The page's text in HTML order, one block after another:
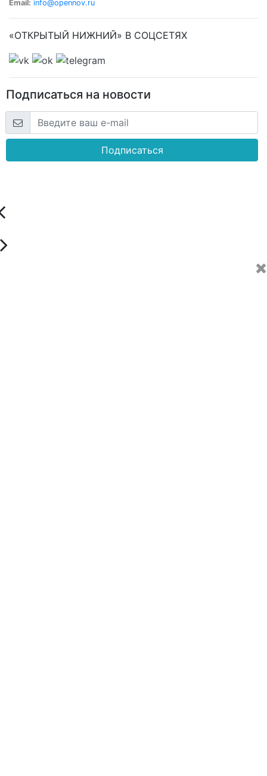
Email: info@opennov.ru
«ОТКРЫТЫЙ НИЖНИЙ» В СОЦСЕТЯХ
Подписаться на новости
Подписаться